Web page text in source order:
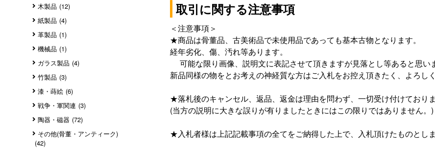
木製品 (12)
紙製品 (4)
革製品 (1)
機械品 (1)
ガラス製品 (4)
竹製品 (3)
漆・蒔絵 (6)
戦争・軍関連 (3)
陶器・磁器 (72)
その他(骨董・アンティーク)
(42)
取引に関する注意事項
＜注意事項＞
★商品は骨董品、古美術品で未使用品であっても基本古物となります。
経年劣化、傷、汚れ等あります。
可能な限り画像、説明文に表記させて頂きますが見落とし等あると思い
新品同様の物をとお考えの神経質な方はご入札をお控え頂きたく、よろし
★落札後のキャンセル、返品、返金は理由を問わず、一切受け付けておりま
(当方の説明に大きな誤りが有りましたときにはこの限りではありません。)
★入札者様は上記記載事項の全てをご納得した上で、入札頂けたものとしま